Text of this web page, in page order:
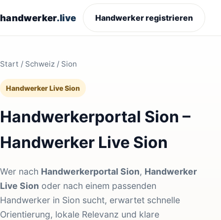
handwerker.live Handwerker registrieren
Start / Schweiz / Sion
Handwerker Live Sion
Handwerkerportal Sion –
Handwerker Live Sion
Wer nach Handwerkerportal Sion, Handwerker
Live Sion oder nach einem passenden
Handwerker in Sion sucht, erwartet schnelle
Orientierung, lokale Relevanz und klare